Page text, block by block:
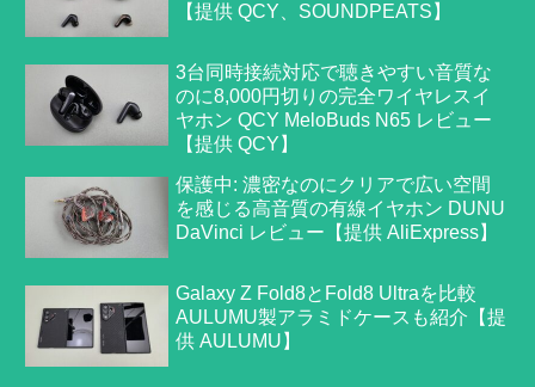
【提供 QCY、SOUNDPEATS】
3台同時接続対応で聴きやすい音質な
のに8,000円切りの完全ワイヤレスイ
ヤホン QCY MeloBuds N65 レビュー
【提供 QCY】
保護中: 濃密なのにクリアで広い空間
を感じる高音質の有線イヤホン DUNU
DaVinci レビュー【提供 AliExpress】
Galaxy Z Fold8とFold8 Ultraを比較
AULUMU製アラミドケースも紹介【提
供 AULUMU】